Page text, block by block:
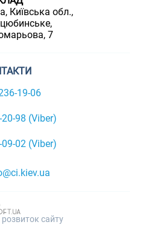
Київська обл.,
7
19-06
98 (Viber)
02 (Viber)
сайту